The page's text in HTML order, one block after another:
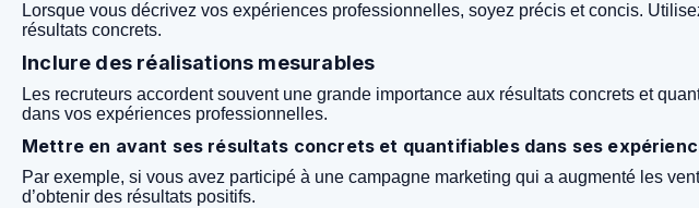
Lorsque vous décrivez vos expériences professionnelles, soyez précis et concis.
résultats concrets.
Inclure des réalisations mesurables
Les recruteurs accordent souvent une grande importance aux résultats concrets et
dans vos expériences professionnelles.
Mettre en avant ses résultats concrets et quantifiables dans ses
Par exemple, si vous avez participé à une campagne marketing qui a augmenté les
d’obtenir des résultats positifs.